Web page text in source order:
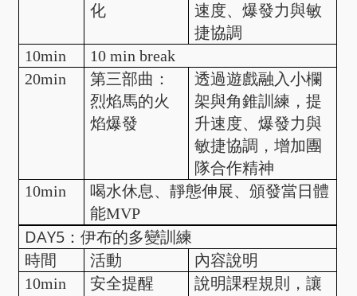
化
速度、爆發力與敏
捷協調
10min
10 min break
20min
第三部曲：
烈焰馬的火
焰爆發
透過遊戲融入小欄
架與角錐訓練，提
升速度、爆發力與
敏捷協調，增加團
隊合作精神
10min
喝水休息、靜態伸展、頒發當日體
能MVP
DAY5：伊布的多變訓練
時間 活動
內容說明
10min
安全提醒
說明課程規則，讓